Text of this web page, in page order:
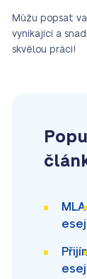
Můžu popsat
vynikající a
skvělou práci!
MLA
esej
esej